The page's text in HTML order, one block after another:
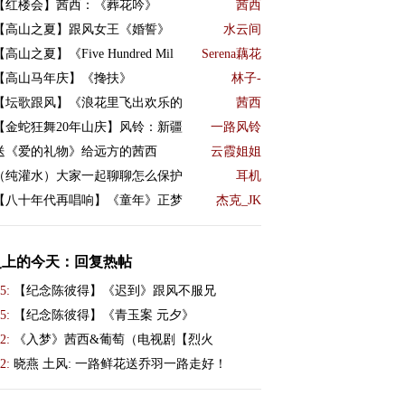
红楼会】茜西：《葬花吟》
茜西
高山之夏】跟风女王《婚誓》
水云间
高山之夏】《Five Hundred Mil
Serena藕花
高山马年庆】《搀扶》
林子-
坛歌跟风】《浪花里飞出欢乐的
茜西
金蛇狂舞20年山庆】风铃：新疆
一路风铃
《爱的礼物》给远方的茜西
云霞姐姐
纯灌水）大家一起聊聊怎么保护
耳机
八十年代再唱响】《童年》正梦
杰克_JK
的今天：回复热帖
【纪念陈彼得】《迟到》跟风不服兄
【纪念陈彼得】《青玉案 元夕》
《入梦》茜西&葡萄（电视剧【烈火
晓燕 土风: 一路鲜花送乔羽一路走好！